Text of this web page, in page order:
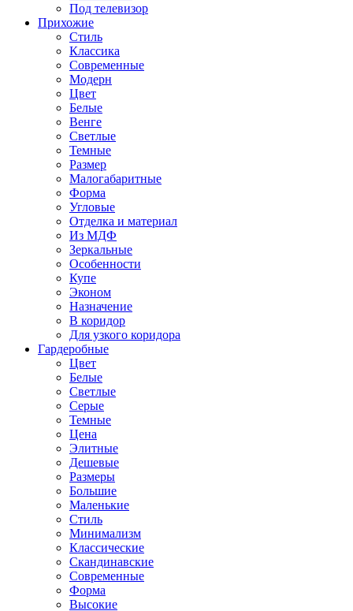
Под телевизор
Прихожие
Стиль
Классика
Современные
Модерн
Цвет
Белые
Венге
Светлые
Темные
Размер
Малогабаритные
Форма
Угловые
Отделка и материал
Из МДФ
Зеркальные
Особенности
Купе
Эконом
Назначение
В коридор
Для узкого коридора
Гардеробные
Цвет
Белые
Светлые
Серые
Темные
Цена
Элитные
Дешевые
Размеры
Большие
Маленькие
Стиль
Минимализм
Классические
Скандинавские
Современные
Форма
Высокие